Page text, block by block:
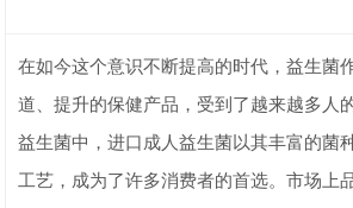
在如今这个意识不断提高的时代，益生菌
道、提升的保健产品，受到了越来越多人
益生菌中，进口成人益生菌以其丰富的菌
工艺，成为了许多消费者的首选。市场上